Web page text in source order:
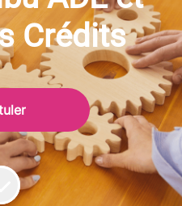
Crédits